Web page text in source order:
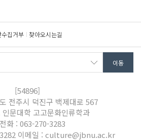
집거부 찾아오시는길
[54896]
전주시 덕진구 백제대로 567
인문대학 고고문화인류학과
전화 : 063-270-3283
이메일 : culture@jbnu.ac.kr